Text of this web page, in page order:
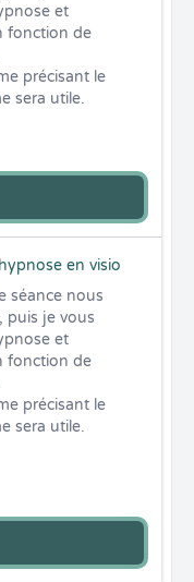
et
fonction de
précisant le
sera utile.
en visio
séance nous
puis je vous
et
fonction de
précisant le
sera utile.